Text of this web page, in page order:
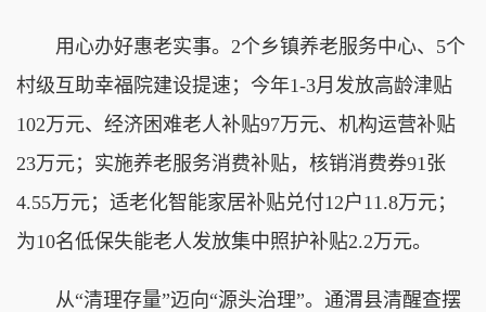
用心办好惠老实事。2个乡镇养老服务中心、5个
村级互助幸福院建设提速；今年1-3月发放高龄津贴
102万元、经济困难老人补贴97万元、机构运营补贴
23万元；实施养老服务消费补贴，核销消费券91张
4.55万元；适老化智能家居补贴兑付12户11.8万元；
为10名低保失能老人发放集中照护补贴2.2万元。
从“清理存量”迈向“源头治理”。通渭县清醒查摆